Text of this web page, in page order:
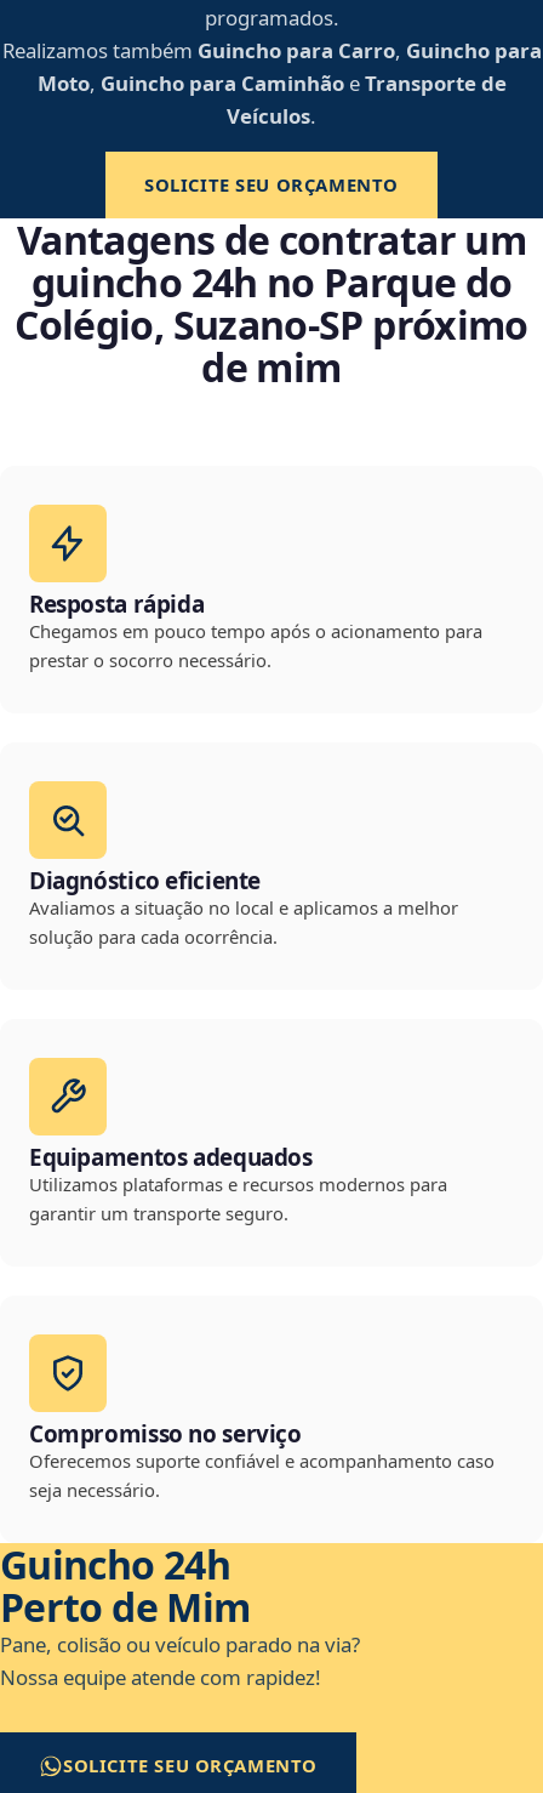
programados.
Realizamos também Guincho para Carro, Guincho para
Moto, Guincho para CaminhãoeTransporte de
Veículos.
SOLICITE SEU ORÇAMENTO
Vantagens de contratar um
guincho 24h no Parque do
Colégio, Suzano‑SP próximo
de mim
Resposta rápida
Chegamos em pouco tempo após o acionamento para
prestar o socorro necessário.
Diagnóstico eficiente
Avaliamos a situação no local e aplicamos a melhor
solução para cada ocorrência.
Equipamentos adequados
Utilizamos plataformas e recursos modernos para
garantir um transporte seguro.
Compromisso no serviço
Oferecemos suporte confiável e acompanhamento caso
seja necessário.
Guincho 24h
Perto de Mim
Pane, colisão ou veículo parado na via?
Nossa equipe atende com rapidez!
SOLICITE SEU ORÇAMENTO